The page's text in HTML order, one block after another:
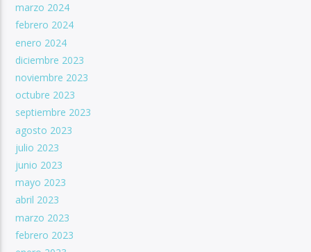
marzo 2024
febrero 2024
enero 2024
diciembre 2023
noviembre 2023
octubre 2023
septiembre 2023
agosto 2023
julio 2023
junio 2023
mayo 2023
abril 2023
marzo 2023
febrero 2023